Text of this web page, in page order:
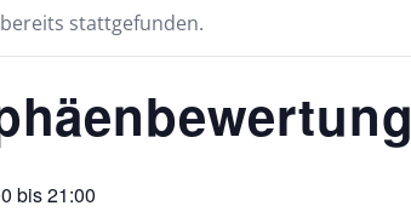
stattgefunden.
bis21:00